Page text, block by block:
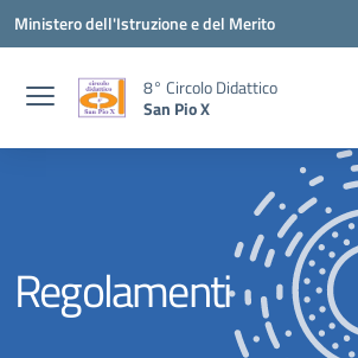
Vai ai contenuti
Vai al menu di navigazione
Vai al footer
Ministero dell'Istruzione e del Merito
8° Circolo Didattico
San Pio X
Regolamenti